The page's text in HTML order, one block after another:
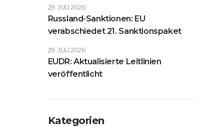
Russland-Sanktionen: EU
verabschiedet 21. Sanktionspaket
29. JULI 2026
EUDR: Aktualisierte Leitlinien
veröffentlicht
29. JULI 2026
Kategorien